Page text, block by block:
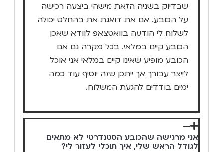
שבדיוק בשניה הזאת מישהי ביצעה רכישה
על הכובע. אם את דואגת את בהחלט יכולה
לשלוח לי הודעה בוואטצאפ לוודא שאכן
הכובע קיים במלאי. בכל מקרה גם אם
הכובע מופיע שאינו קיים במלאי אני אוכל
לייצר עבורך אך ייתכן שזה יוסיף עוד כמה
ימים בודדים להגעת המשלוח.
אני מרגישה שהכובע הסטנדרטי לא מתאים
לגודל הראש שלי, איך תוכלי לעזור לי?